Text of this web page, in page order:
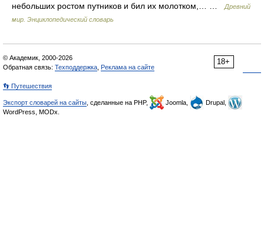
небольших ростом путников и бил их молотком,… …
Древний
мир. Энциклопедический словарь
18+
© Академик, 2000-2026
Обратная связь: Техподдержка Реклама на сайте
👣 Путешествия
Экспорт словарей на сайты , сделанные на PHP, Joomla,
Drupal,
WordPress, MODx.